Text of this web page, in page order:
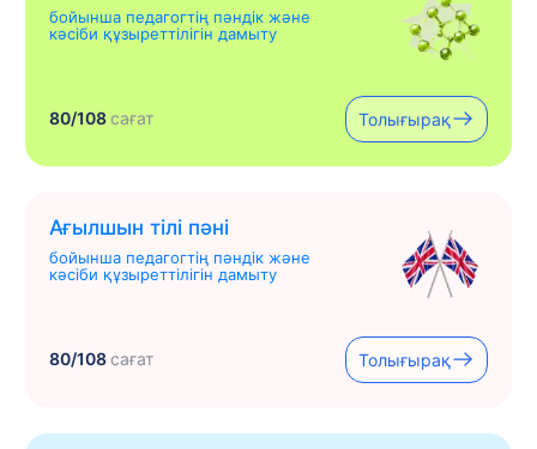
бойынша педагогтің пәндік және
кәсіби құзыреттілігін дамыту
80/108сағат Толығырақ
Ағылшын тілі пәні
бойынша педагогтің пәндік және
кәсіби құзыреттілігін дамыту
80/108сағат Толығырақ